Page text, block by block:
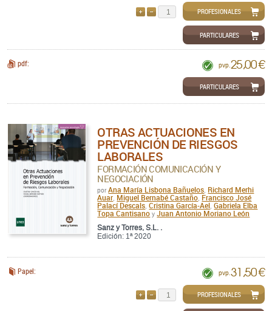
QUITARPROFESIONALES
PARTICULARES
pdf: pvp.25,00 €
PARTICULARES
OTRAS ACTUACIONES EN
PREVENCIÓN DE RIESGOS
LABORALES
FORMACIÓN COMUNICACIÓN Y
NEGOCIACIÓN
porAna María Lisbona Bañuelos Richard Merhi
Auar Miguel Bernabé Castaño Francisco José
Palací Descals ,Cristina García-Ael ,Gabriela Elba
Topa Cantisano yJuan Antonio Moriano León
Sanz y Torres, S.L. .
Edición: 1ª 2020
Papel: pvp.31,50 €
QUITARPROFESIONALES